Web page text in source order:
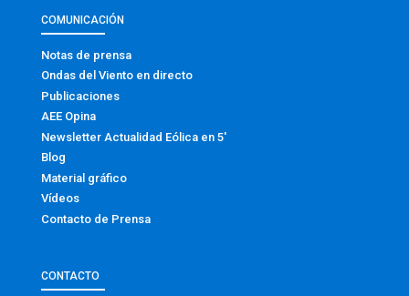
COMUNICACIÓN
Notas de prensa
Ondas del Viento en directo
Publicaciones
AEE Opina
Newsletter Actualidad Eólica en 5′
Blog
Material gráfico
Vídeos
Contacto de Prensa
CONTACTO